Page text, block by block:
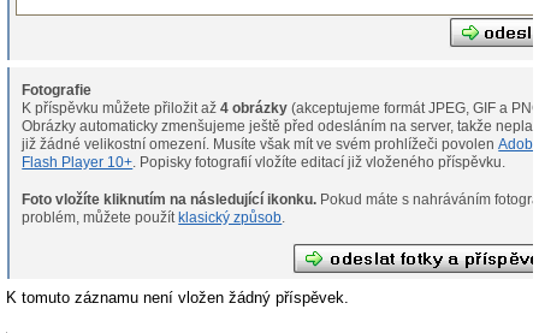
Fotografie
K příspěvku můžete přiložit až4 obrázky (akceptujeme formát JPEG, GIF a
Obrázky automaticky zmenšujeme ještě před odesláním na server, takže
již žádné velikostní omezení. Musíte však mít ve svém prohlížeči povolen
Flash Player 10+ . Popisky fotografií vložíte editací již vloženého příspěvku.
Foto vložíte kliknutím na následující ikonku.
problém, můžete použít klasický způsob.
K tomuto záznamu není vložen žádný příspěvek.